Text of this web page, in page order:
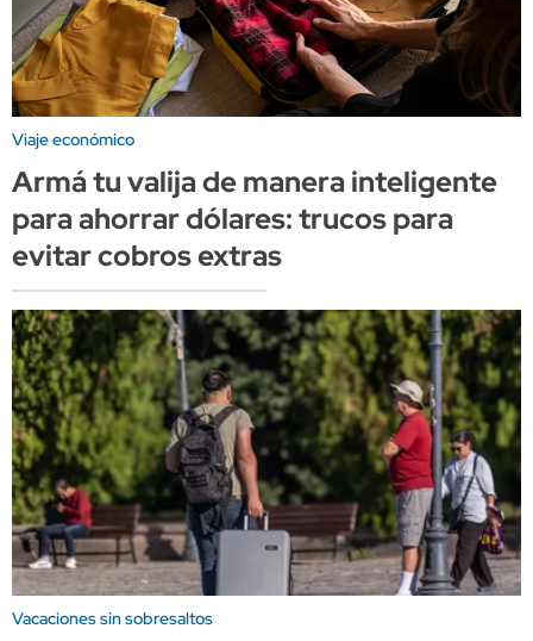
Viaje económico
Armá tu valija de manera inteligente
para ahorrar dólares: trucos para
evitar cobros extras
Vacaciones sin sobresaltos